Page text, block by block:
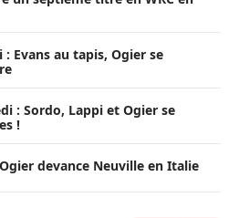
: Evans au tapis, Ogier se
: Sordo, Lappi et Ogier se
!
devance Neuville en Italie